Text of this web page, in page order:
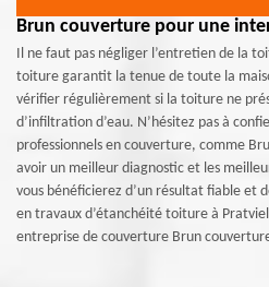
Brun couverture pour une
Il ne faut pas négliger l’entretien de la
toiture garantit la tenue de toute la
vérifier régulièrement si la toiture ne
d’infiltration d’eau. N’hésitez pas à
professionnels en couverture, comme
avoir un meilleur diagnostic et les
vous bénéficierez d’un résultat fiable et
en travaux d’étanchéité toiture à
entreprise de couverture Brun